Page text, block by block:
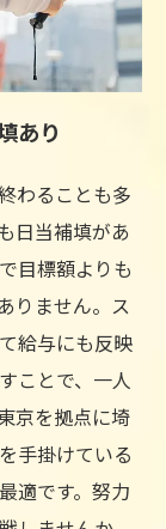
あり
わることも多
日当補填があ
目標額よりも
りません。ス
給与にも反映
ことで、一人
京を拠点に埼
手掛けている
適です。努力